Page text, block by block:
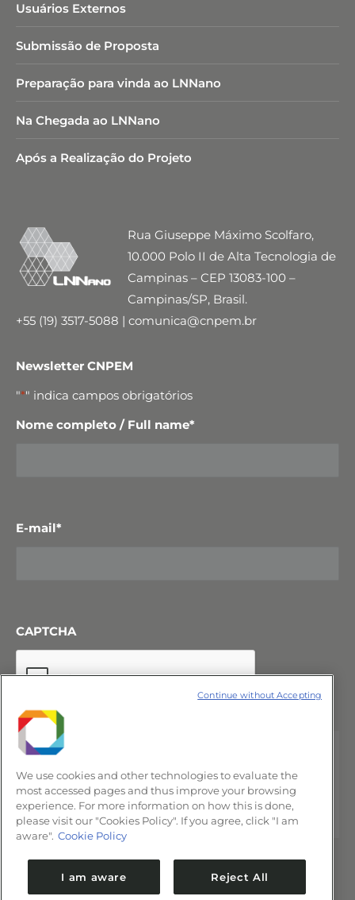
Usuários Externos
Submissão de Proposta
Preparação para vinda ao LNNano
Na Chegada ao LNNano
Após a Realização do Projeto
Rua Giuseppe Máximo Scolfaro,
10.000 Polo II de Alta Tecnologia de
Campinas – CEP 13083-100 –
Campinas/SP, Brasil.
+55 (19) 3517-5088 | comunica@cnpem.br
Newsletter CNPEM
"*" indica campos obrigatórios
Nome completo / Full name*
E-mail*
CAPTCHA
We use cookies and other technologies to evaluate the
most accessed pages and thus improve your browsing
experience. For more information on how this is done,
please visit our "Cookies Policy". If you agree, click "I am
aware". Cookie Policy
I am aware Reject All
Continue without Accepting